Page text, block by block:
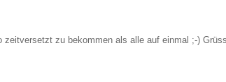
zu bekommen als alle auf einmal ;-)